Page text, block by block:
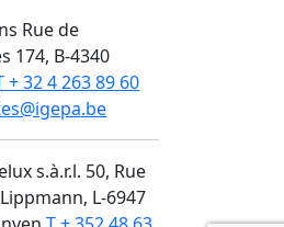
Rue de
174, B-4340
+ 32 4 263 89 60
s.à.r.l. 50, Rue
L-6947